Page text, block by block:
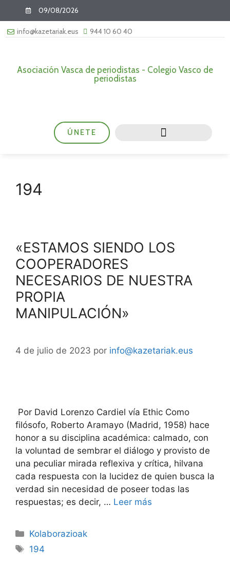
09/08/2026
info@kazetariak.eus 944 10 60 40
Asociación Vasca de periodistas - Colegio Vasco de
periodistas
ÚNETE
194
«ESTAMOS SIENDO LOS
COOPERADORES
NECESARIOS DE NUESTRA
PROPIA
MANIPULACIÓN»
4 de julio de 2023 por info@kazetariak.eus
Por David Lorenzo Cardiel vía Ethic Como
filósofo, Roberto Aramayo (Madrid, 1958) hace
honor a su disciplina académica: calmado, con
la voluntad de sembrar el diálogo y provisto de
una peculiar mirada reflexiva y crítica, hilvana
cada respuesta con la lucidez de quien busca la
verdad sin necesidad de poseer todas las
respuestas; es decir, … Leer más
Kolaborazioak
194